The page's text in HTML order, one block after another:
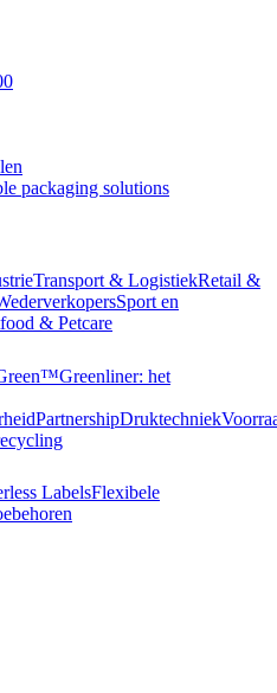
Transport & LogistiekRetail &
Sport en
& Petcare
Greenliner: het
PartnershipDruktechniek
LabelsFlexibele